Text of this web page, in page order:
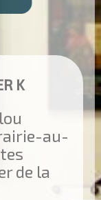
K
au-
de la